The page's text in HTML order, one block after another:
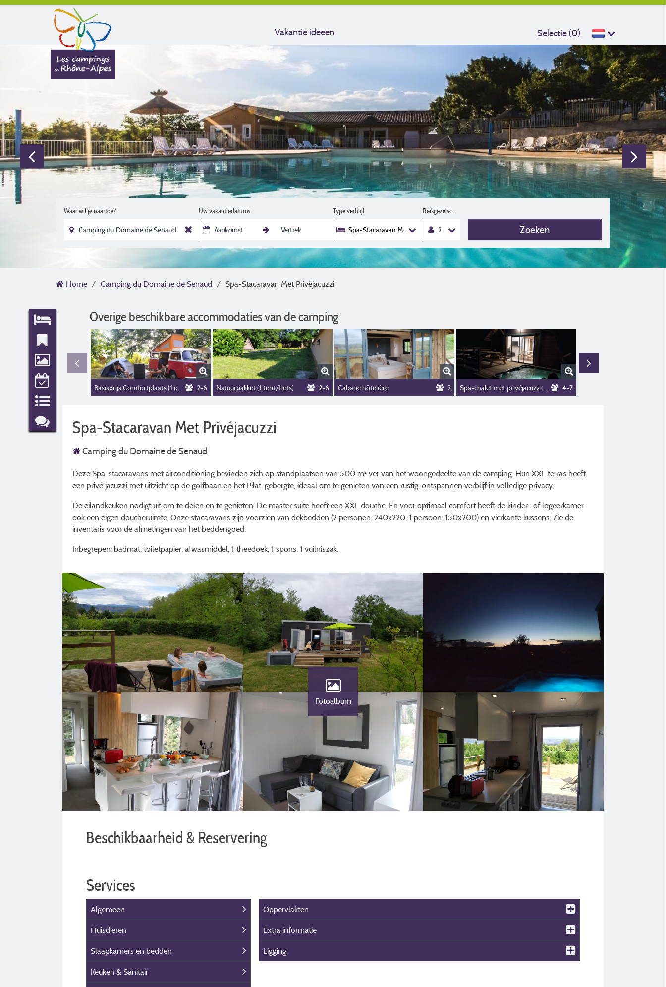
Vakantie ideeen Selectie (0)
Waar wil je naartoe? Uw vakantiedatums Type verblijf
Spa-Stacaravan Met Privéjacuzzi
Reisgezelschap
Zoeken
Home Camping du Domaine de Senaud Spa-Stacaravan Met Privéjacuzzi
Overige beschikbare accommodaties van de camping
Basisprijs Comfortplaats (1 caravan of camper / 1 auto / elektriciteit) 2-6 Natuurpakket (1 tent/fiets) 2-6 Cabane hôtelière 2 4-7
Spa-Stacaravan Met Privéjacuzzi
Camping du Domaine de Senaud
Deze Spa-stacaravans met airconditioning bevinden zich op standplaatsen van 500 m² ver van het woongedeelte van de camping. Hun XXL terras heeft
een privé jacuzzi met uitzicht op de golfbaan en het Pilat-gebergte, ideaal om te genieten van een rustig, ontspannen verblijf in volledige privacy.
De eilandkeuken nodigt uit om te delen en te genieten. De master suite heeft een XXL douche. En voor optimaal comfort heeft de kinder- of logeerkamer
ook een eigen doucheruimte. Onze stacaravans zijn voorzien van dekbedden (2 personen: 240x220; 1 persoon: 150x200) en vierkante kussens. Zie de
inventaris voor de afmetingen van het beddengoed.
Inbegrepen: badmat, toiletpapier, afwasmiddel, 1 theedoek, 1 spons, 1 vuilniszak.
Fotoalbum
Beschikbaarheid & Reservering
Services
Algemeen
Huisdieren
Slaapkamers en bedden
Keuken & Sanitair
Oppervlakten
Extra informatie
Ligging